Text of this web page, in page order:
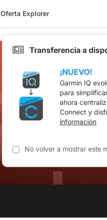
Oferta Explorer
Transferencia a
¡NUEVO!
Garmin IQ
para
ahora
Connect y
información
No volver a mostrar este